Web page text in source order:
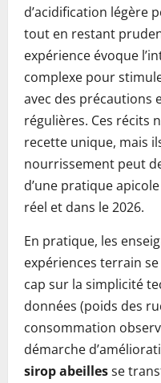
d’acidification légère
tout en restant
expérience évoque
complexe pour
avec des précautions
régulières. Ces récits
recette unique, mais
nourrissement peut
d’une pratique
réel et dans le 2026.
En pratique, les
expériences terrain
cap sur la simplicité
données (poids des
consommation
démarche
sirop abeillesse